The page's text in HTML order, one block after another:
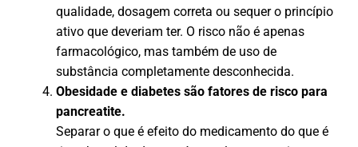
qualidade, dosagem correta ou sequer o princípio
ativo que deveriam ter. O risco não é apenas
farmacológico, mas também de uso de
substância completamente desconhecida.
Obesidade e diabetes são fatores de risco para
pancreatite.
Separar o que é efeito do medicamento do que é